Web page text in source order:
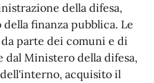
della difesa,
finanza pubblica. Le
parte dei comuni e di
dal Ministero della difesa,
acquisito il